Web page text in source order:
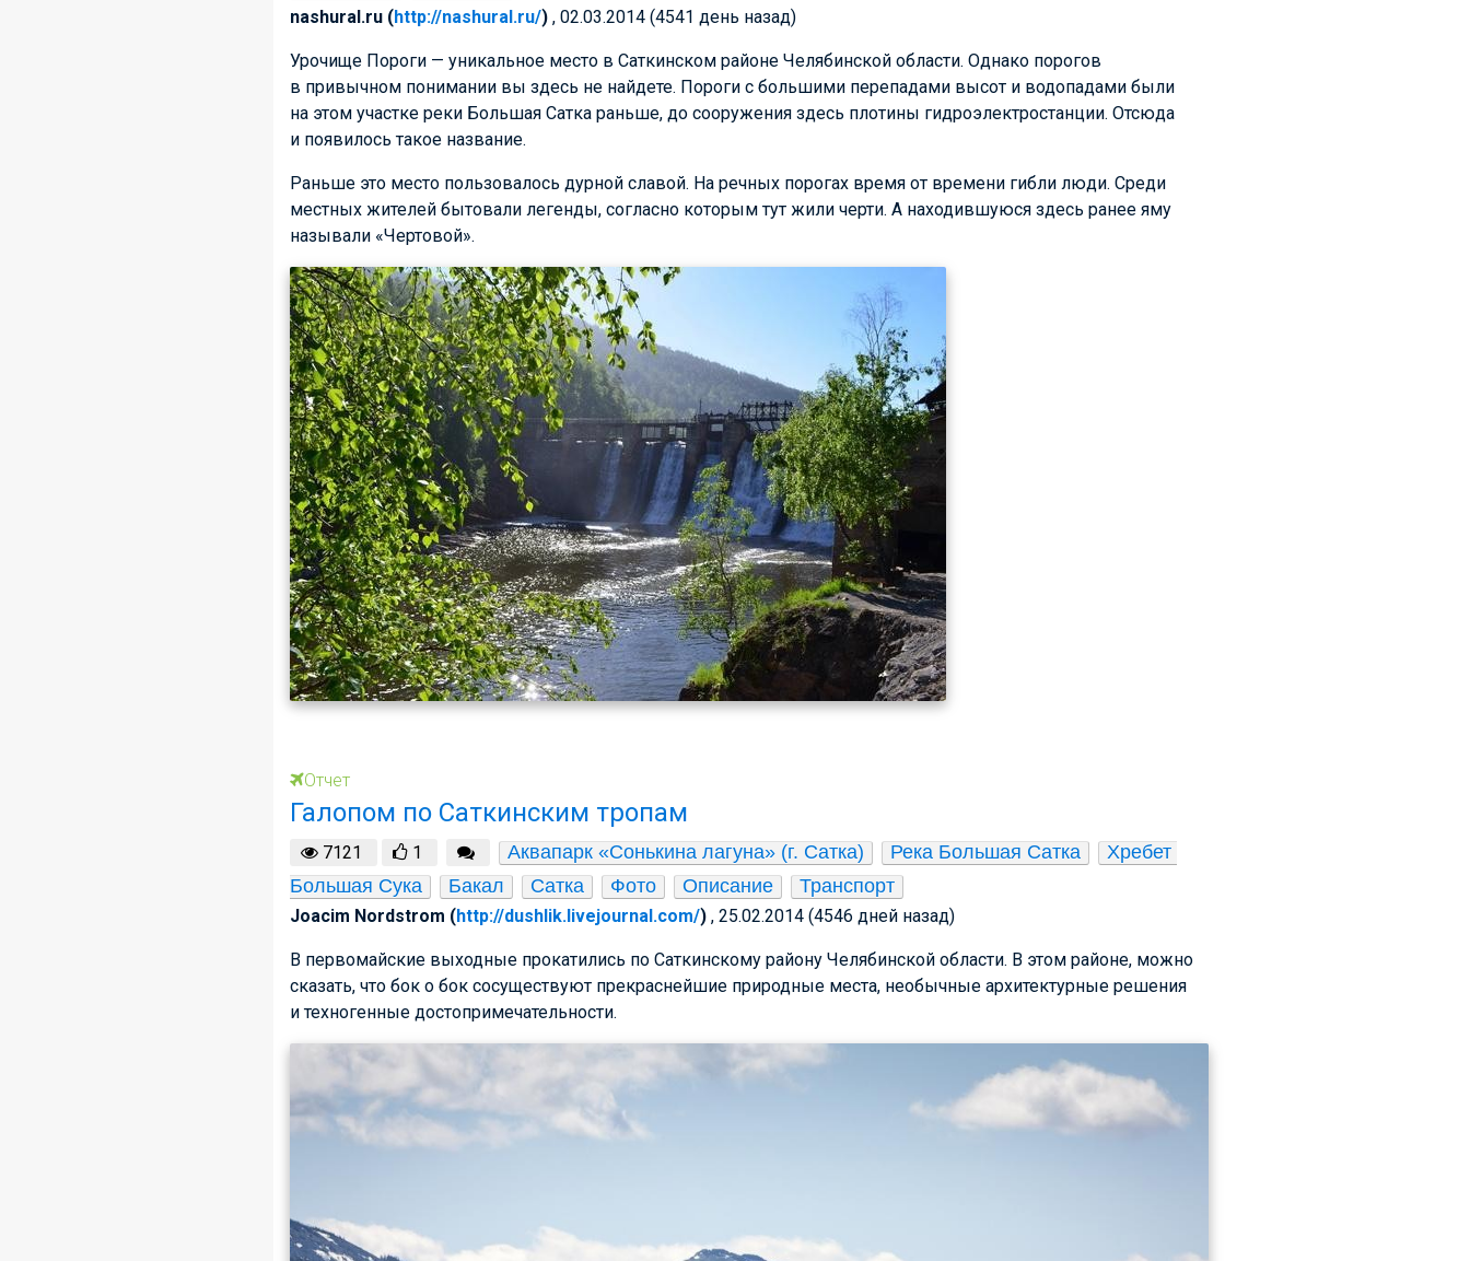
nashural.ru (http://nashural.ru/) , 02.03.2014 (4541 день назад)
Урочище Пороги — уникальное место в Саткинском районе Челябинской области. Однако порогов
в привычном понимании вы здесь не найдете. Пороги с большими перепадами высот и водопадами были
на этом участке реки Большая Сатка раньше, до сооружения здесь плотины гидроэлектростанции. Отсюда
и появилось такое название.
Раньше это место пользовалось дурной славой. На речных порогах время от времени гибли люди. Среди
местных жителей бытовали легенды, согласно которым тут жили черти. А находившуюся здесь ранее яму
называли «Чертовой».
Отчет
Галопом по Саткинским тропам
7121 1 Аквапарк «Сонькина лагуна» (г. Сатка) Река Большая Сатка
Хребет
Большая Сука
Бакал Сатка Фото Описание Транспорт
Joacim Nordstrom (http://dushlik.livejournal.com/) , 25.02.2014 (4546 дней назад)
В первомайские выходные прокатились по Саткинскому району Челябинской области. В этом районе, можно
сказать, что бок о бок сосуществуют прекраснейшие природные места, необычные архитектурные решения
и техногенные достопримечательности.